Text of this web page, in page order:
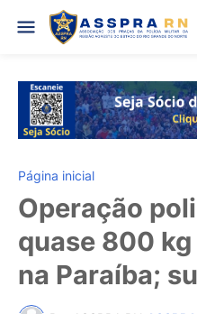
Página inicial
Operação
quase 800
na Paraíba;